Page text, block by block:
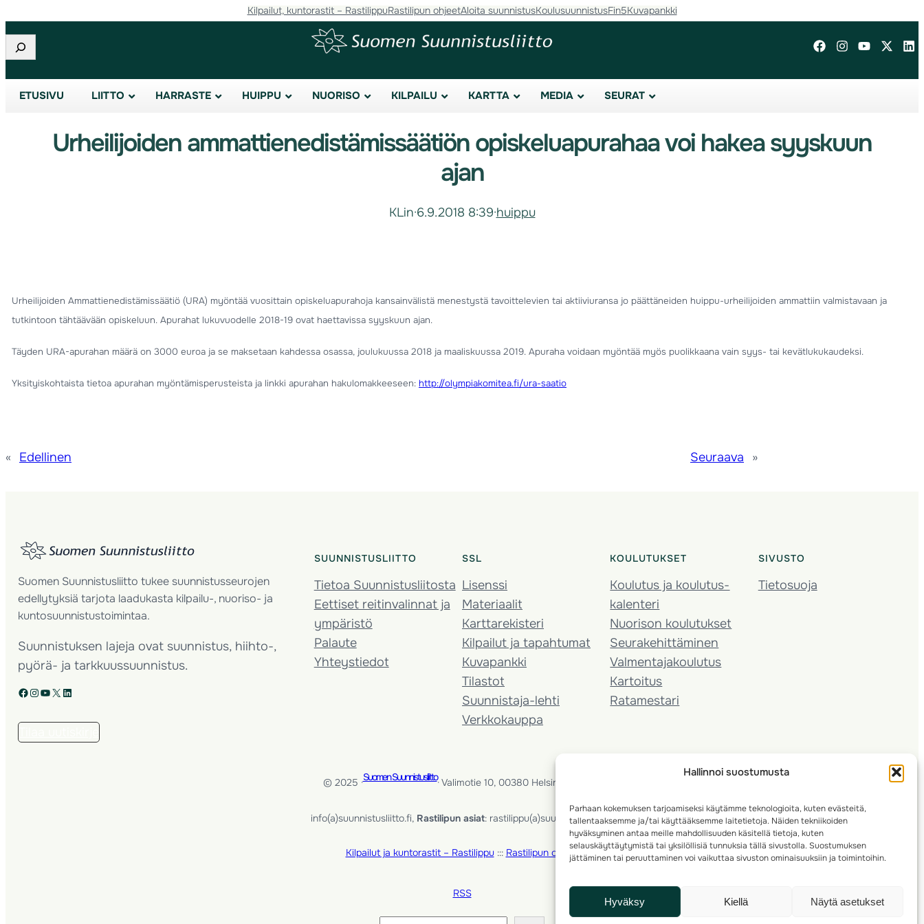
Hallinnoi suostumusta
Parhaan kokemuksen tarjoamiseksi käytämme teknologioita, kuten evästeitä,
tallentaaksemme ja/tai käyttääksemme laitetietoja. Näiden tekniikoiden
hyväksyminen antaa meille mahdollisuuden käsitellä tietoja, kuten
selauskäyttäytymistä tai yksilöllisiä tunnuksia tällä sivustolla. Suostumuksen
jättäminen tai peruuttaminen voi vaikuttaa sivuston ominaisuuksiin ja toimintoihin.
Hyväksy Kiellä Näytä asetukset
Kilpailut, kuntorastit – RastilippuRastilipun ohjeetAloita suunnistusKoulusuunnistusFin5Kuvapankki
Etsi
ETUSIVU LIITTO HARRASTE HUIPPU NUORISO KILPAILU KARTTA MEDIA SEURAT
Urheilijoiden ammattienedistämissäätiön opiskeluapurahaa voi hakea syyskuun
ajan
KLin·6.9.2018 8:39·huippu
Urheilijoiden Ammattienedistämissäätiö (URA) myöntää vuosittain opiskeluapurahoja kansainvälistä menestystä tavoittelevien tai aktiiviuransa jo päättäneiden huippu-urheilijoiden ammattiin valmistavaan ja
tutkintoon tähtäävään opiskeluun. Apurahat lukuvuodelle 2018-19 ovat haettavissa syyskuun ajan.
Täyden URA-apurahan määrä on 3000 euroa ja se maksetaan kahdessa osassa, joulukuussa 2018 ja maaliskuussa 2019. Apuraha voidaan myöntää myös puolikkaana vain syys- tai kevätlukukaudeksi.
Yksityiskohtaista tietoa apurahan myöntämisperusteista ja linkki apurahan hakulomakkeeseen: http://olympiakomitea.fi/ura-saatio
« Edellinen Seuraava »
Suomen Suunnistusliitto tukee suunnistusseurojen
edellytyksiä tarjota laadukasta kilpailu-, nuoriso- ja
kuntosuunnistustoimintaa.
Suunnistuksen lajeja ovat suunnistus, hiihto-,
pyörä- ja tarkkuussuunnistus.
Facebook Instagram YouTube X LinkedIn
SUUNNISTUSLIITTO
Tietoa Suunnistusliitosta
Eettiset reitinvalinnat ja
ympäristö
Palaute
Yhteystiedot
SSL
Lisenssi
Materiaalit
Karttarekisteri
Kilpailut ja tapahtumat
Kuvapankki
Tilastot
Suunnistaja-lehti
Verkkokauppa
KOULUTUKSET
Koulutus ja koulutus­
kalenteri
Nuorison koulutukset
Seura­kehittäminen
Valmentaja­koulutus
Kartoitus
Ratamestari
SIVUSTO
Tietosuoja
© 2025 ·Suomen Suunnistusliitto· Valimotie 10, 00380 Helsinki, Finland
info(a)suunnistusliitto.fi, Rastilipun asiat: rastilippu(a)suunnistusliitto.fi
Kilpailut ja kuntorastit – Rastilippu::: Rastilipun ohjeet
RSS